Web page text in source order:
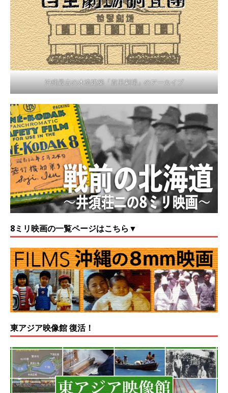
沖縄最古の木造建築「首里劇場」のアーカイブ
8ミリ映画の一覧ページはこちら▼
東アジア映像館 復活！